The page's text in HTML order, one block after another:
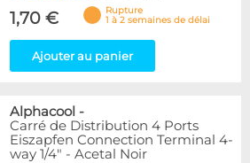
1,70 €
Rupture
1 à 2 semaines de délai
Ajouter au panier
Alphacool -
Carré de Distribution 4 Ports
Eiszapfen Connection Terminal 4-
way 1/4" - Acetal Noir